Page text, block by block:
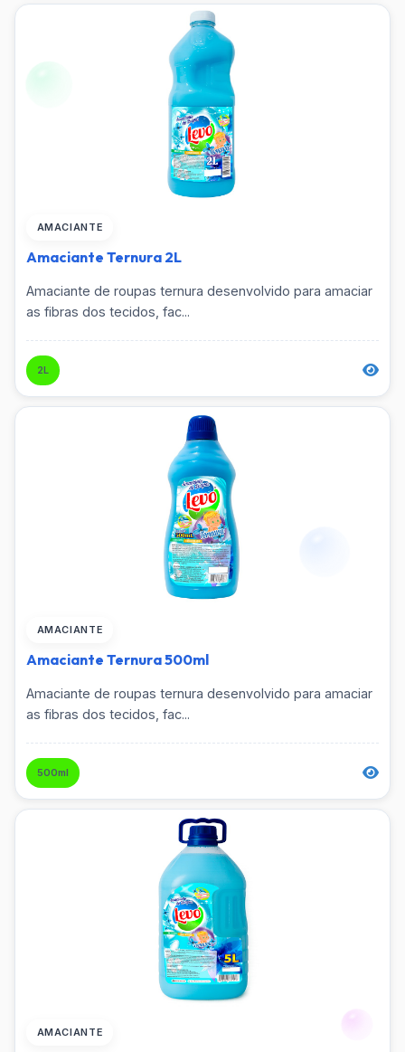
AMACIANTE
Amaciante Ternura 2L
Amaciante de roupas ternura desenvolvido para amaciar
as fibras dos tecidos, fac...
2L
AMACIANTE
Amaciante Ternura 500ml
Amaciante de roupas ternura desenvolvido para amaciar
as fibras dos tecidos, fac...
500ml
AMACIANTE